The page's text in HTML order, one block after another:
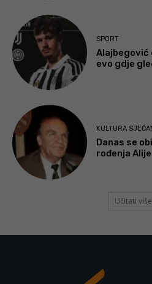
SPORT
Alajbegović
evo gdje
KULTURA
Danas se
rođenja
Učitati više